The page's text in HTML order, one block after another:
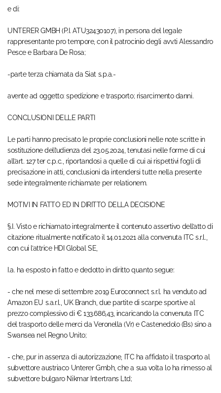
e di:
UNTERER GMBH (P.I. ATU32430107), in persona del legale
rappresentante pro tempore, con il patrocinio degli avv.ti Alessandro
Pesce e Barbara De Rosa;
-parte terza chiamata da Siat s.p.a.-
avente ad oggetto: spedizione e trasporto; risarcimento danni.
CONCLUSIONI DELLE PARTI
Le parti hanno precisato le proprie conclusioni nelle note scritte in
sostituzione dell’udienza del 23.05.2024, tenutasi nelle forme di cui
all’art. 127 ter c.p.c., riportandosi a quelle di cui ai rispettivi fogli di
precisazione in atti, conclusioni da intendersi tutte nella presente
sede integralmente richiamate per relationem.
MOTIVI IN FATTO ED IN DIRITTO DELLA DECISIONE
§.I. Visto e richiamato integralmente il contenuto assertivo dell’atto di
citazione ritualmente notificato il 14.01.2021 alla convenuta ITC s.r.l.,
con cui l’attrice HDI Global SE,
I.a. ha esposto in fatto e dedotto in diritto quanto segue:
- che nel mese di settembre 2019 Euroconnect s.r.l. ha venduto ad
Amazon EU s.a.r.l., UK Branch, due partite di scarpe sportive al
prezzo complessivo di € 133.686,43, incaricando la convenuta ITC
del trasporto delle merci da Veronella (Vr) e Castenedolo (Bs) sino a
Swansea nel Regno Unito;
- che, pur in assenza di autorizzazione, ITC ha affidato il trasporto al
subvettore austriaco Unterer Gmbh, che a sua volta lo ha rimesso al
subvettore bulgaro Nikmar Intertrans Ltd;